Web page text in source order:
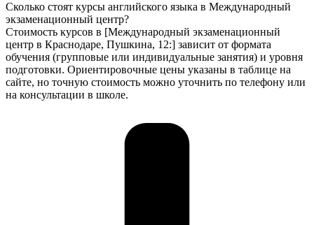
Сколько стоят курсы английского языка в Международный
экзаменационный центр?
Стоимость курсов в [Международный экзаменационный
центр в Краснодаре, Пушкина, 12:] зависит от формата
обучения (групповые или индивидуальные занятия) и уровня
подготовки. Ориентировочные цены указаны в таблице на
сайте, но точную стоимость можно уточнить по телефону или
на консультации в школе.